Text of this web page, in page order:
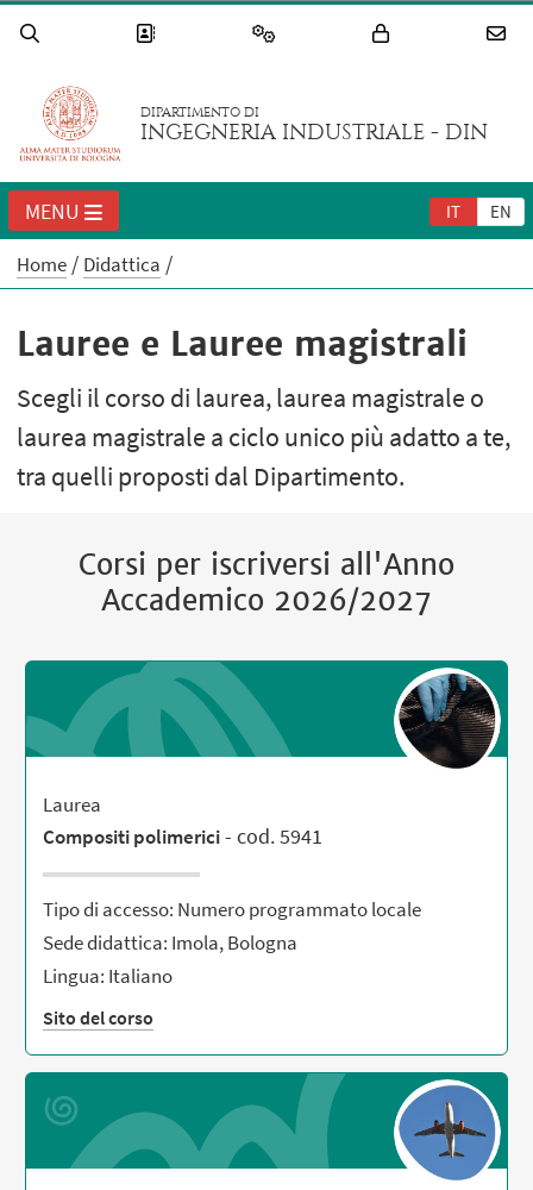
DIPARTIMENTO DI
INGEGNERIA INDUSTRIALE - DIN
IT EN
MENU
Home Didattica
Lauree e Lauree magistrali
Scegli il corso di laurea, laurea magistrale o
laurea magistrale a ciclo unico più adatto a te,
tra quelli proposti dal Dipartimento.
Corsi per iscriversi all'Anno
Accademico 2026/2027
Laurea
Compositi polimerici- cod. 5941
Tipo di accesso: Numero programmato locale
Sede didattica: Imola, Bologna
Lingua: Italiano
Sito del corso